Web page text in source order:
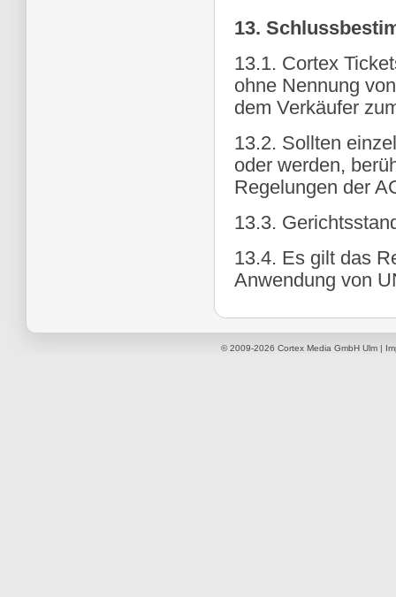
13.
13.1. Cortex
ohne Nennung
dem Verkäufer
13.2. Sollten
oder werden,
Regelungen der
13.3.
13.4. Es gilt das
Anwendung von
© 2009-2026 Cortex Media GmbH Ulm |